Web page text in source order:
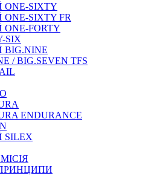
SIXTY
SIXTY FR
FORTY
SIX
/ BIG.SEVEN TFS
ENDURANCE